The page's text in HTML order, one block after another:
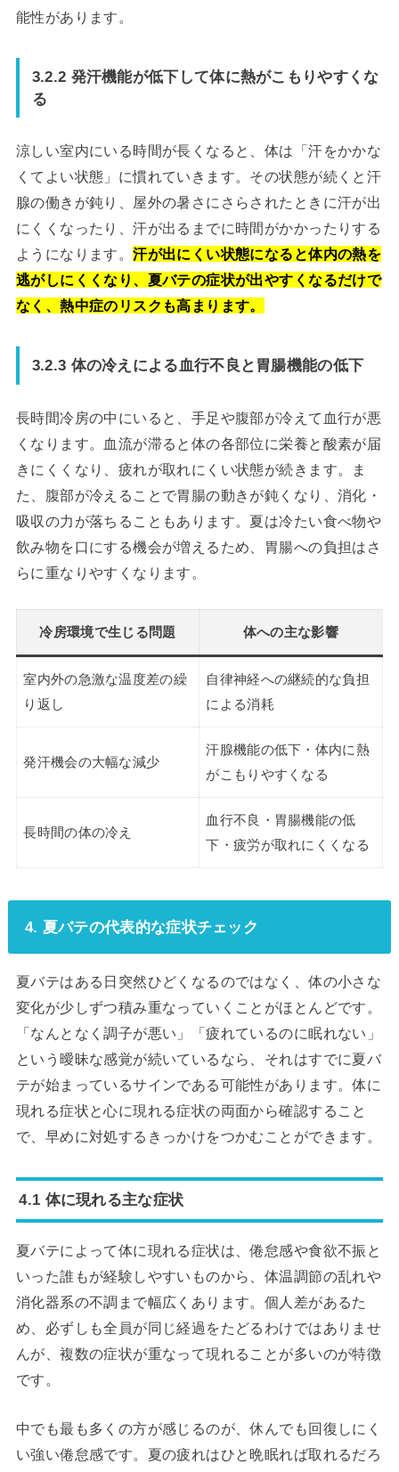
能性があります。
3.2.2 発汗機能が低下して体に熱がこもりやすくな
る
涼しい室内にいる時間が長くなると、体は「汗をかかな
くてよい状態」に慣れていきます。その状態が続くと汗
腺の働きが鈍り、屋外の暑さにさらされたときに汗が出
にくくなったり、汗が出るまでに時間がかかったりする
ようになります。汗が出にくい状態になると体内の熱を
逃がしにくくなり、夏バテの症状が出やすくなるだけで
なく、熱中症のリスクも高まります。
3.2.3 体の冷えによる血行不良と胃腸機能の低下
長時間冷房の中にいると、手足や腹部が冷えて血行が悪
くなります。血流が滞ると体の各部位に栄養と酸素が届
きにくくなり、疲れが取れにくい状態が続きます。ま
た、腹部が冷えることで胃腸の動きが鈍くなり、消化・
吸収の力が落ちることもあります。夏は冷たい食べ物や
飲み物を口にする機会が増えるため、胃腸への負担はさ
らに重なりやすくなります。
冷房環境で生じる問題 体への主な影響
室内外の急激な温度差の繰
り返し
自律神経への継続的な負担
による消耗
発汗機会の大幅な減少
汗腺機能の低下・体内に熱
がこもりやすくなる
長時間の体の冷え
血行不良・胃腸機能の低
下・疲労が取れにくくなる
4. 夏バテの代表的な症状チェック
夏バテはある日突然ひどくなるのではなく、体の小さな
変化が少しずつ積み重なっていくことがほとんどです。
「なんとなく調子が悪い」「疲れているのに眠れない」
という曖昧な感覚が続いているなら、それはすでに夏バ
テが始まっているサインである可能性があります。体に
現れる症状と心に現れる症状の両面から確認すること
で、早めに対処するきっかけをつかむことができます。
4.1 体に現れる主な症状
夏バテによって体に現れる症状は、倦怠感や食欲不振と
いった誰もが経験しやすいものから、体温調節の乱れや
消化器系の不調まで幅広くあります。個人差があるた
め、必ずしも全員が同じ経過をたどるわけではありませ
んが、複数の症状が重なって現れることが多いのが特徴
です。
中でも最も多くの方が感じるのが、休んでも回復しにく
い強い倦怠感です。夏の疲れはひと晩眠れば取れるだろ